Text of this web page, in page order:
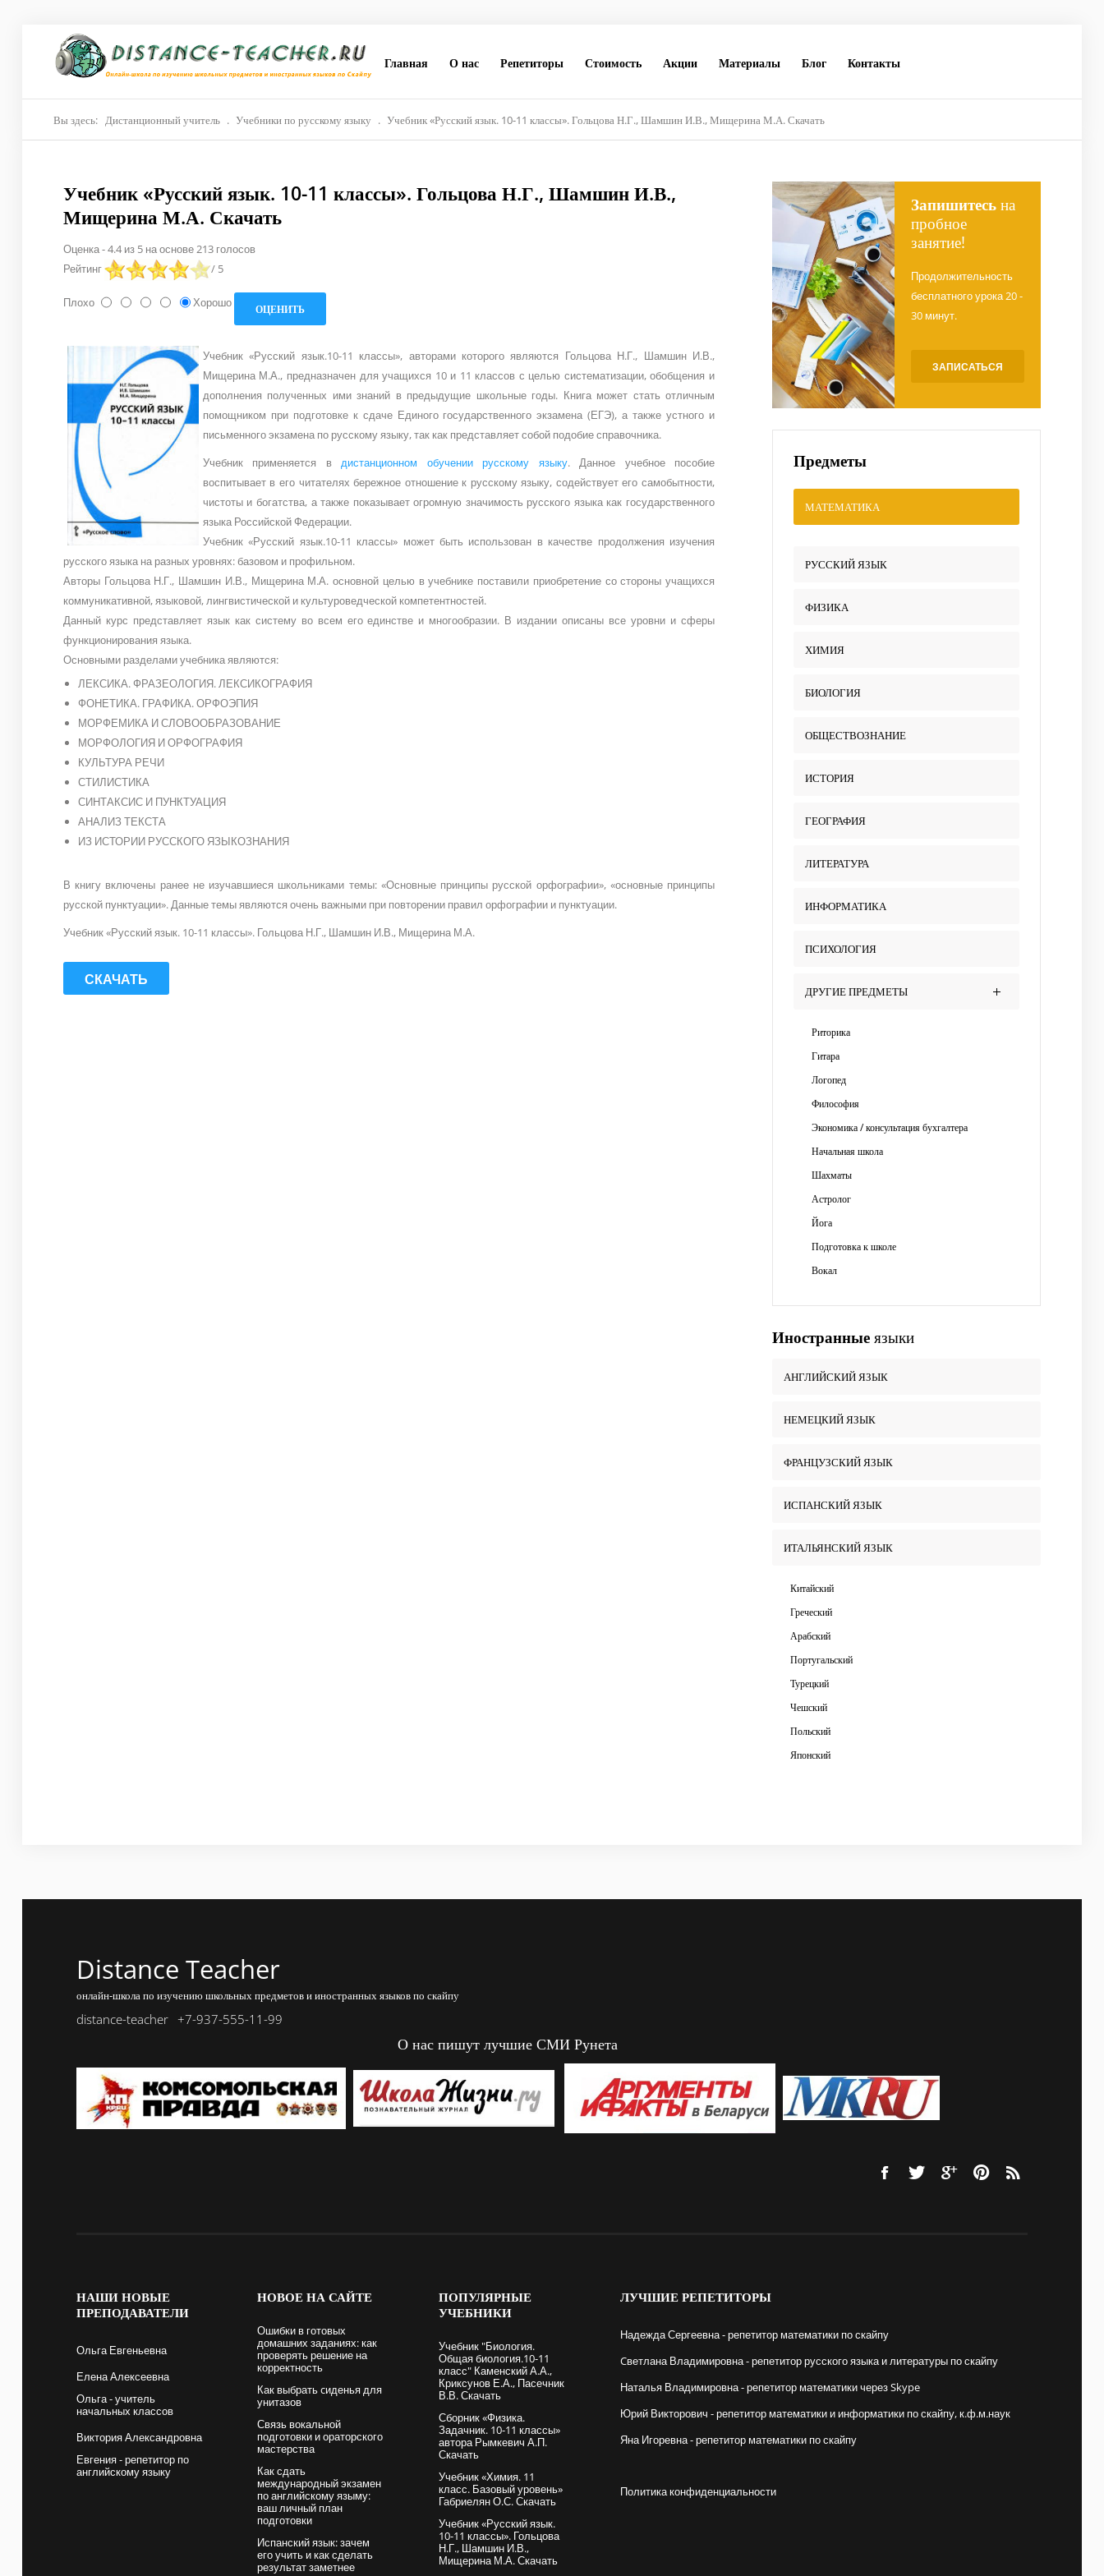
Главная
Репетиторы
Материалы
Контакты
Главная О нас Репетиторы Стоимость Акции Материалы Блог Контакты
Вы здесь: Дистанционный учитель . Учебники по русскому языку . Учебник «Русский язык. 10-11 классы». Гольцова Н.Г., Шамшин И.В., Мищерина М.А. Скачать
Учебник «Русский язык. 10-11 классы». Гольцова Н.Г., Шамшин И.В.,
Мищерина М.А. Скачать
Оценка-4.4из 5на основе213голосов
Рейтинг
/ 5
Плохо Хорошо
Учебник «Русский язык.10-11 классы», авторами которого являются Гольцова Н.Г., Шамшин И.В.,
Мищерина М.А., предназначен для учащихся 10 и 11 классов с целью систематизации, обобщения и
дополнения полученных ими знаний в предыдущие школьные годы. Книга может стать отличным
помощником при подготовке к сдаче Единого государственного экзамена (ЕГЭ), а также устного и
письменного экзамена по русскому языку, так как представляет собой подобие справочника.
Учебник применяется вдистанционном обучении русскому языку. Данное учебное пособие
воспитывает в его читателях бережное отношение к русскому языку, содействует его самобытности,
чистоты и богатства, а также показывает огромную значимость русского языка как государственного
языка Российской Федерации.
Учебник «Русский язык.10-11 классы» может быть использован в качестве продолжения изучения
русского языка на разных уровнях: базовом и профильном.
Авторы Гольцова Н.Г., Шамшин И.В., Мищерина М.А. основной целью в учебнике поставили приобретение со стороны учащихся
коммуникативной, языковой, лингвистической и культуроведческой компетентностей.
Данный курс представляет язык как систему во всем его единстве и многообразии. В издании описаны все уровни и сферы
функционирования языка.
Основными разделами учебника являются:
ЛЕКСИКА. ФРАЗЕОЛОГИЯ. ЛЕКСИКОГРАФИЯ
ФОНЕТИКА. ГРАФИКА. ОРФОЭПИЯ
МОРФЕМИКА И СЛОВООБРАЗОВАНИЕ
МОРФОЛОГИЯ И ОРФОГРАФИЯ
КУЛЬТУРА РЕЧИ
СТИЛИСТИКА
СИНТАКСИС И ПУНКТУАЦИЯ
АНАЛИЗ ТЕКСТА
ИЗ ИСТОРИИ РУССКОГО ЯЗЫКОЗНАНИЯ
В книгу включены ранее не изучавшиеся школьниками темы: «Основные принципы русской орфографии», «основные принципы
русской пунктуации». Данные темы являются очень важными при повторении правил орфографии и пунктуации.
Учебник «Русский язык. 10-11 классы». Гольцова Н.Г., Шамшин И.В., Мищерина М.А.
СКАЧАТЬ
Запишитесьна
пробное
занятие!
Продолжительность
бесплатного урока 20 -
30 минут.
ЗАПИСАТЬСЯ
Предметы
МАТЕМАТИКА
РУССКИЙ ЯЗЫК
ФИЗИКА
ХИМИЯ
БИОЛОГИЯ
ОБЩЕСТВОЗНАНИЕ
ИСТОРИЯ
ГЕОГРАФИЯ
ЛИТЕРАТУРА
ИНФОРМАТИКА
ПСИХОЛОГИЯ
ДРУГИЕ ПРЕДМЕТЫ
Риторика
Гитара
Логопед
Философия
Экономика / консультация бухгалтера
Начальная школа
Шахматы
Астролог
Йога
Подготовка к школе
Вокал
Иностранныеязыки
АНГЛИЙСКИЙ ЯЗЫК
НЕМЕЦКИЙ ЯЗЫК
ФРАНЦУЗСКИЙ ЯЗЫК
ИСПАНСКИЙ ЯЗЫК
ИТАЛЬЯНСКИЙ ЯЗЫК
Китайский
Греческий
Арабский
Португальский
Турецкий
Чешский
Польский
Японский
Distance Teacher
онлайн-школа по изучению школьных предметов и иностранных языков по скайпу
distance-teacher +7-937-555-11-99
О нас пишут лучшие СМИ Рунета
НАШИНОВЫЕ
ПРЕПОДАВАТЕЛИ
Ольга Евгеньевна
Елена Алексеевна
Ольга - учитель
начальных классов
Виктория Александровна
Евгения - репетитор по
английскому языку
НОВОЕНА САЙТЕ
Ошибки в готовых
домашних заданиях: как
проверять решение на
корректность
Как выбрать cиденья для
унитазов
Связь вокальной
подготовки и ораторского
мастерства
Как сдать
международный экзамен
по английскому языму:
ваш личный план
подготовки
Испанский язык: зачем
его учить и как сделать
результат заметнее
ПОПУЛЯРНЫЕ
УЧЕБНИКИ
Учебник "Биология.
Общая биология.10-11
класс" Каменский А.А.,
Криксунов Е.А., Пасечник
В.В. Скачать
Сборник «Физика.
Задачник. 10-11 классы»
автора Рымкевич А.П.
Скачать
Учебник «Химия. 11
класс. Базовый уровень»
Габриелян О.С. Скачать
Учебник «Русский язык.
10-11 классы». Гольцова
Н.Г., Шамшин И.В.,
Мищерина М.А. Скачать
ЛУЧШИЕРЕПЕТИТОРЫ
Надежда Сергеевна - репетитор математики по скайпу
Cветлана Владимировна - репетитор русского языка и литературы по скайпу
Наталья Владимировна - репетитор математики через Skype
Юрий Викторович - репетитор математики и информатики по скайпу, к.ф.м.наук
Яна Игоревна - репетитор математики по скайпу
Политика конфиденциальности